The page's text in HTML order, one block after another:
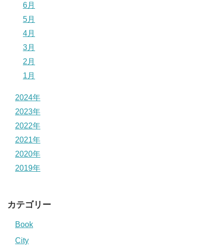
6月
5月
4月
3月
2月
1月
2024年
2023年
2022年
2021年
2020年
2019年
カテゴリー
Book
City